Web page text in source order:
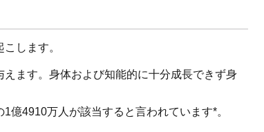
します。
ます。身体および知能的に十分成長できず身
億4910万人が該当すると言われています*。